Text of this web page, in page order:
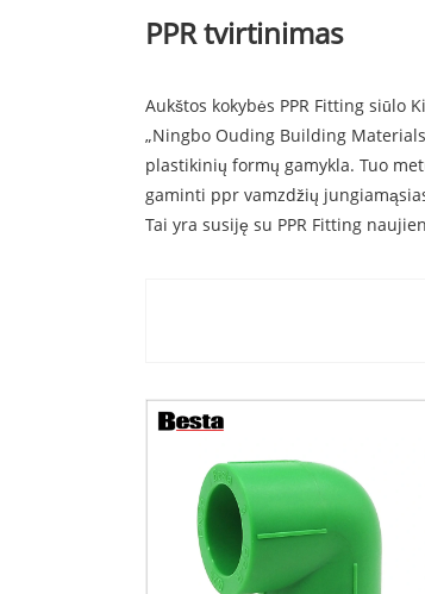
PPR tvirtinimas
Aukštos kokybės PPR Fitting siūlo
„Ningbo Ouding Building
plastikinių formų gamykla. Tuo
gaminti ppr vamzdžių
Tai yra susiję su PPR Fitting